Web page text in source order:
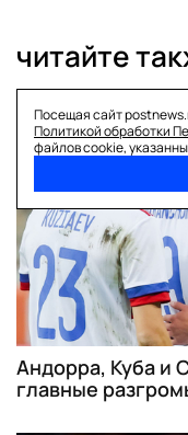
читайте
Андорра, Куба и
главные
Посещая сайт
Политикой обработки
файлов cookie,